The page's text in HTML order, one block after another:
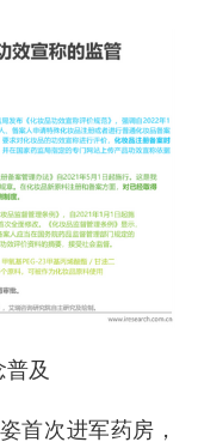
及
首次进军药房，